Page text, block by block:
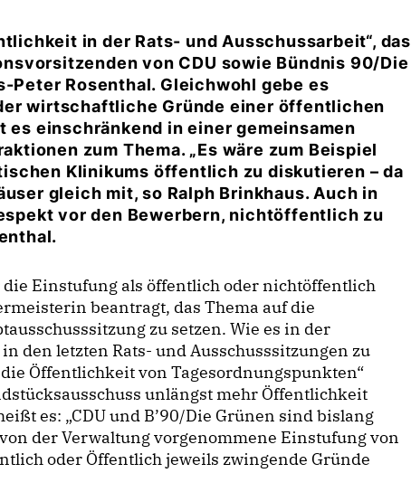
in der Rats- und Ausschussarbeit“, das
von CDU sowie Bündnis 90/Die
Peter Rosenthal. Gleichwohl gebe es
wirtschaftliche Gründe einer öffentlichen
einschränkend in einer gemeinsamen
zum Thema. „Es wäre zum Beispiel
Klinikums öffentlich zu diskutieren – da
gleich mit, so Ralph Brinkhaus. Auch in
vor den Bewerbern, nichtöffentlich zu
Einstufung als öffentlich oder nichtöffentlich
beantragt, das Thema auf die
zu setzen. Wie es in der
den letzten Rats- und Ausschusssitzungen zu
Öffentlichkeit von Tagesordnungspunkten“
unlängst mehr Öffentlichkeit
es: „CDU und B’90/Die Grünen sind bislang
der Verwaltung vorgenommene Einstufung von
oder Öffentlich jeweils zwingende Gründe